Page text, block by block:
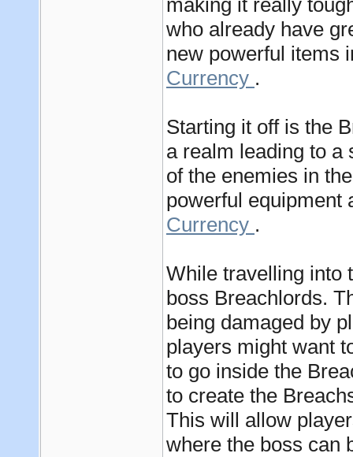
making it really
who already have
new powerful items
Currency .
Starting it off is the
a realm leading to a
of the enemies in
powerful
Currency .
While travelling into
boss Breachlords.
being damaged by
players might want
to go inside the
to create the
This will allow
where the boss can